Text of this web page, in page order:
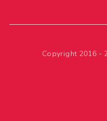
Copyright 2016 -